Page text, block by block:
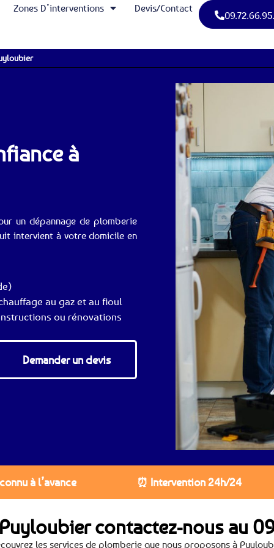
Zones D’interventions Devis/Contact
à
un dépannage de plomberie
intervient à votre domicile en
au gaz et au fioul
ou rénovations
Demander un devis
à l’avance ⏰ Intervention 24h/24
contactez-nous au
les services de plomberie que nous proposons à